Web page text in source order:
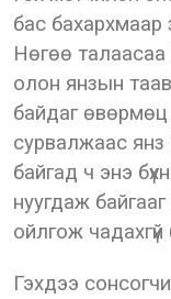
бас бахархмаар
Нөгөө
олон янзын
байдаг
сурвалжаас янз
байгад ч энэ
нуугдаж байгааг
ойлгож чадахгүй
Гэхдээ